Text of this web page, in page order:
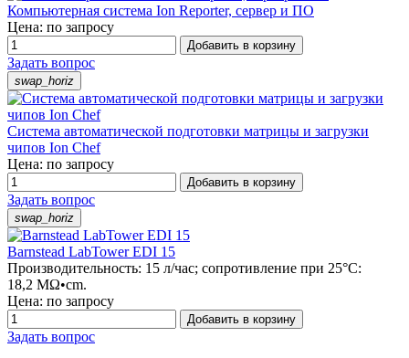
Компьютерная система Ion Reporter, сервер и ПО
Цена: по запросу
Добавить в корзину
Задать вопрос
swap_horiz
Система автоматической подготовки матрицы и загрузки
чипов Ion Chef
Цена: по запросу
Добавить в корзину
Задать вопрос
swap_horiz
Barnstead LabTower EDI 15
Производительность: 15 л/час; сопротивление при 25°С:
18,2 МΩ•сm.
Цена: по запросу
Добавить в корзину
Задать вопрос